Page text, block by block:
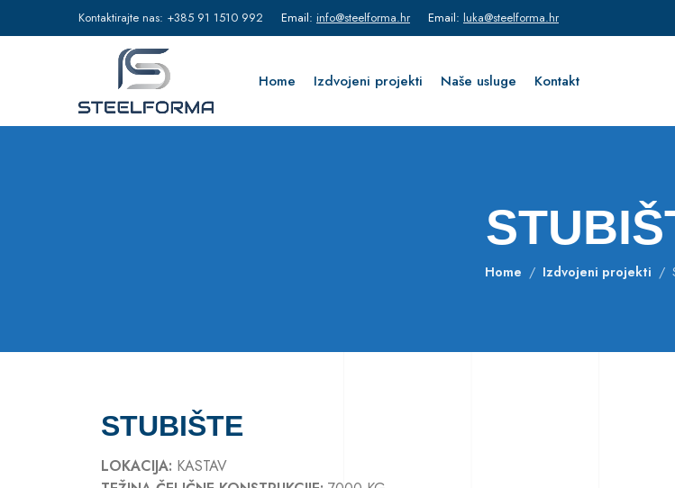
Kontaktirajte nas: +385 91 1510 992 Email: info@steelforma.hr Email: luka@steelforma.hr
Home Izdvojeni projekti Naše usluge Kontakt
Home Izdvojeni projekti
STUBIŠTE
LOKACIJA: KASTAV